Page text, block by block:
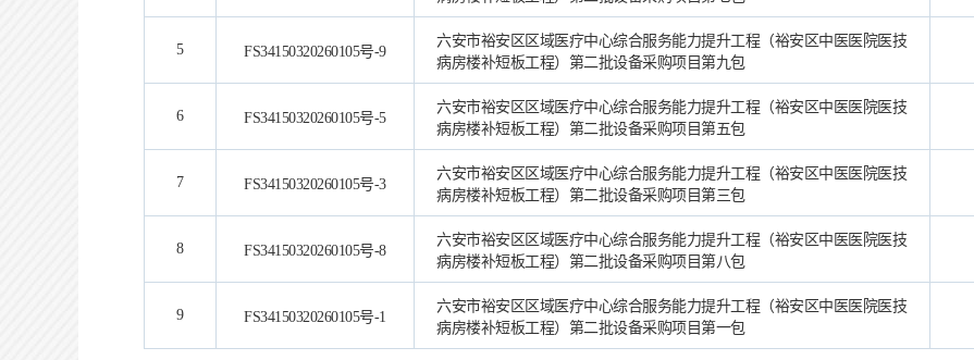
5 FS34150320260105号-9
六安市裕安区区域医疗中心综合服务能力提升工程（裕安区中医医院医技
病房楼补短板工程）第二批设备采购项目第九包
6 FS34150320260105号-5
六安市裕安区区域医疗中心综合服务能力提升工程（裕安区中医医院医技
病房楼补短板工程）第二批设备采购项目第五包
7 FS34150320260105号-3
六安市裕安区区域医疗中心综合服务能力提升工程（裕安区中医医院医技
病房楼补短板工程）第二批设备采购项目第三包
8 FS34150320260105号-8
六安市裕安区区域医疗中心综合服务能力提升工程（裕安区中医医院医技
病房楼补短板工程）第二批设备采购项目第八包
9 FS34150320260105号-1
六安市裕安区区域医疗中心综合服务能力提升工程（裕安区中医医院医技
病房楼补短板工程）第二批设备采购项目第一包